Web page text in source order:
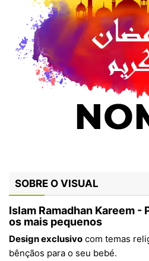
SOBRE O VISUAL
Islam Ramadhan Kareem -
os mais pequenos
Design exclusivo com temas
bênçãos para o seu bebé.